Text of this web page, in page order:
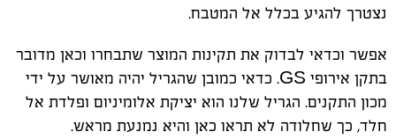
נצטרך להגיע בכלל אל המטבח.
אפשר וכדאי לבדוק את תקינות המוצר שתבחרו וכאן מדובר
בתקן אירופי GS. כדאי כמובן שהגריל יהיה מאושר על ידי
מכון התקנים. הגריל שלנו הוא יציקת אלומיניום ופלדת אל
חלד, כך שחלודה לא תראו כאן והיא נמנעת מראש.